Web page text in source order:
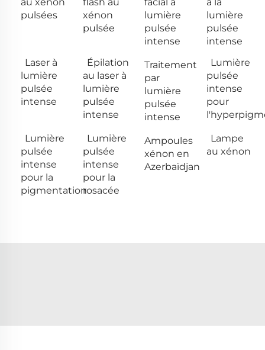
pulsées
xénon
pulsée
lumière
pulsée
intense
lumière
pulsée
intense
Laser à
lumière
pulsée
intense
Épilation
au laser à
lumière
pulsée
intense
Traitement
par
lumière
pulsée
intense
Lumière
pulsée
intense
pour
Lumière
pulsée
intense
pour la
pigmentation
Lumière
pulsée
intense
pour la
rosacée
Ampoules
xénon en
Azerbaïdjan
Lampe
au xénon